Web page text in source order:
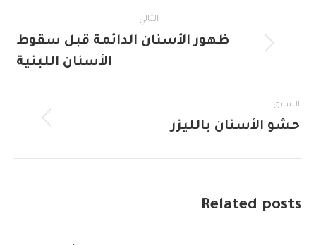
navigation
السابق
Previous
حشو الأسنان بالليزر
التالي
Next
ظهور الأسنان الدائمة قبل سقوط
الأسنان اللبنية
Related posts